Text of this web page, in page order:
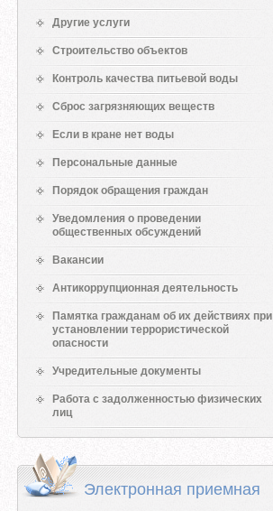
Другие услуги
Строительство объектов
Контроль качества питьевой воды
Сброс загрязняющих веществ
Если в кране нет воды
Персональные данные
Порядок обращения граждан
Уведомления о проведении
общественных обсуждений
Вакансии
Антикоррупционная деятельность
Памятка гражданам об их действиях при
установлении террористической
опасности
Учредительные документы
Работа с задолженностью физических
лиц
Электронная приемная